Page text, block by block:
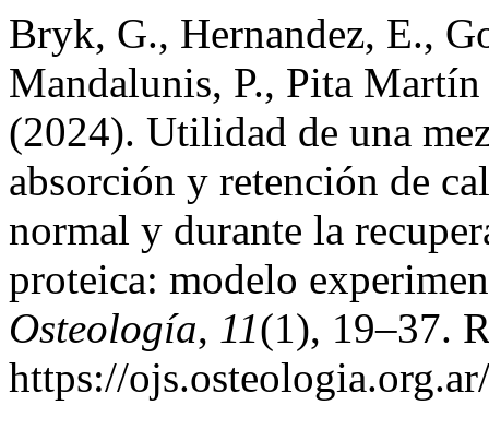
Bryk, G., Hernandez, E.,
Mandalunis, P., Pita
(2024). Utilidad de una
absorción y retención de
normal y durante la
proteica: modelo
Osteología, 11(1), 19–37.
https://